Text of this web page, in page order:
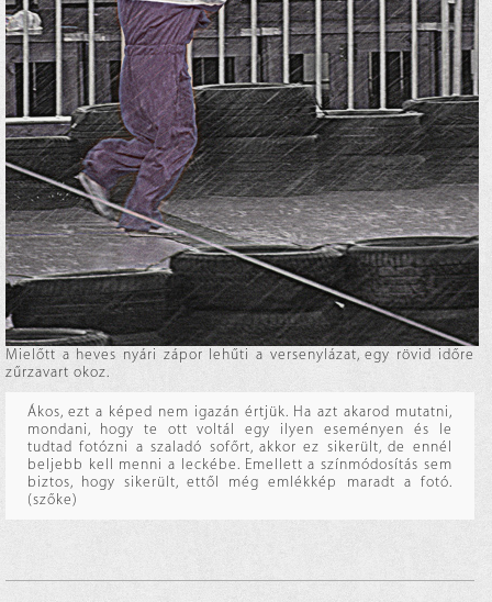
Mielőtt a heves nyári zápor lehűti a versenylázat, egy rövid időre
zűrzavart okoz.
Ákos, ezt a képed nem igazán értjük. Ha azt akarod mutatni,
mondani, hogy te ott voltál egy ilyen eseményen és le
tudtad fotózni a szaladó sofőrt, akkor ez sikerült, de ennél
beljebb kell menni a leckébe. Emellett a színmódosítás sem
biztos, hogy sikerült, ettől még emlékkép maradt a fotó.
(szőke)